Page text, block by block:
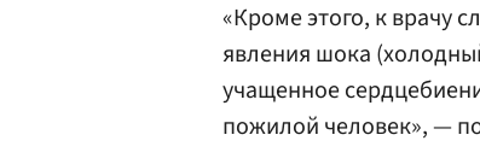
«Кроме этого, к врачу
явления шока
учащенное
пожилой человек», —